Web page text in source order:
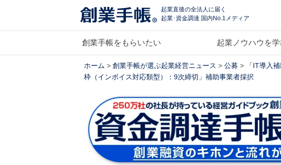
起業直後の全法人に届く
起業･資金調達 国内No.1メディア
創業手帳をもらいたい 起業ノウハウを
ホーム > 創業手帳が選ぶ起業経営ニュース > 公募 >
「IT導入
枠（インボイス対応類型）：9次締切」補助事業者採択